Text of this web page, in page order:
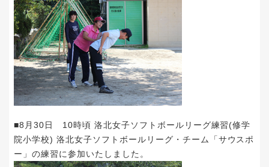
■8月30日 10時頃 洛北女子ソフトボールリーグ練習(修学
院小学校) 洛北女子ソフトボールリーグ・チーム「サウスポ
ー」の練習に参加いたしました。